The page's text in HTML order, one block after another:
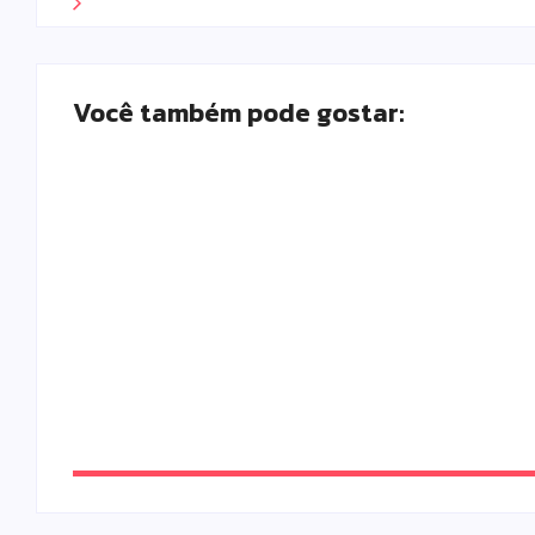
Você também pode gostar: